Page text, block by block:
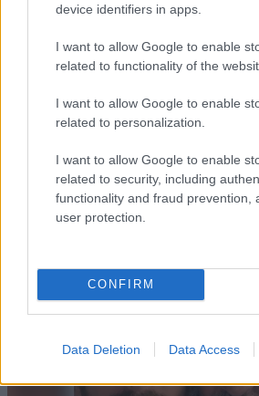
device identifiers in apps.
I want to allow Google to enable
related to functionality of the
I want to allow Google to enable
related to personalization.
I want to allow Google to enable
related to security, including
functionality and fraud prevention,
user protection.
CONFIRM
Data Deletion Data Access
Ποιοι φορολογούμενοι θα
τηλεφώνημα από την ΑΑΔΕ
εκκρεμότητες